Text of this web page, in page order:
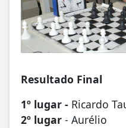
Resultado Final
1º lugar - Ricardo
2º lugar - Aurélio